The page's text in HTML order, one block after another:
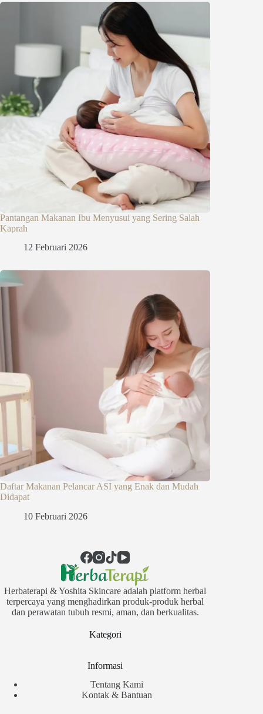
Pantangan Makanan Ibu Menyusui yang Sering Salah
Kaprah
12 Februari 2026
Daftar Makanan Pelancar ASI yang Enak dan Mudah
Didapat
10 Februari 2026
Herbaterapi & Yoshita Skincare adalah platform herbal
terpercaya yang menghadirkan produk-produk herbal
dan perawatan tubuh resmi, aman, dan berkualitas.
Kategori
Informasi
Tentang Kami
Kontak & Bantuan